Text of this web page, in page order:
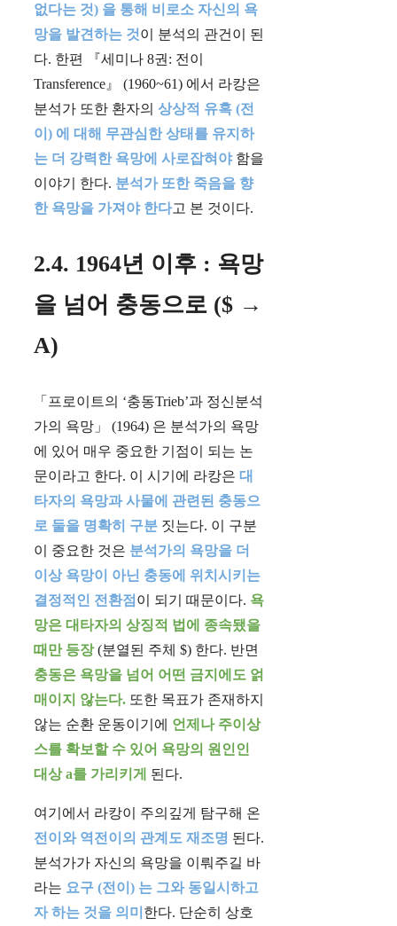
없다는 것) 을 통해 비로소 자신의 욕
망을 발견하는 것이 분석의 관건이 된
다. 한편 『세미나 8권: 전이
Transference』 (1960~61) 에서 라캉은
분석가 또한 환자의 상상적 유혹 (전
이) 에 대해 무관심한 상태를 유지하
는 더 강력한 욕망에 사로잡혀야함을
이야기 한다. 분석가 또한 죽음을 향
한 욕망을 가져야 한다고 본 것이다.
2.4. 1964년 이후 : 욕망
을 넘어 충동으로 ($ →
A)
「프로이트의 ‘충동Trieb’과 정신분석
가의 욕망」 (1964) 은 분석가의 욕망
에 있어 매우 중요한 기점이 되는 논
문이라고 한다. 이 시기에 라캉은 대
타자의 욕망과 사물에 관련된 충동으
로 둘을 명확히 구분 짓는다. 이 구분
이 중요한 것은 분석가의 욕망을 더
이상 욕망이 아닌 충동에 위치시키는
결정적인 전환점 이 되기 때문이다. 욕
망은 대타자의 상징적 법에 종속됐을
때만 등장(분열된 주체 $) 한다. 반면
충동은 욕망을 넘어 어떤 금지에도 얽
매이지 않는다. 또한 목표가 존재하지
않는 순환 운동이기에 언제나 주이상
스를 확보할 수 있어 욕망의 원인인
대상 a를 가리키게
된다.
여기에서 라캉이 주의깊게 탐구해 온
전이와 역전이의 관계도 재조명 된다.
분석가가 자신의 욕망을 이뤄주길 바
라는 요구 (전이) 는 그와 동일시하고
자 하는 것을 의미 한다. 단순히 상호